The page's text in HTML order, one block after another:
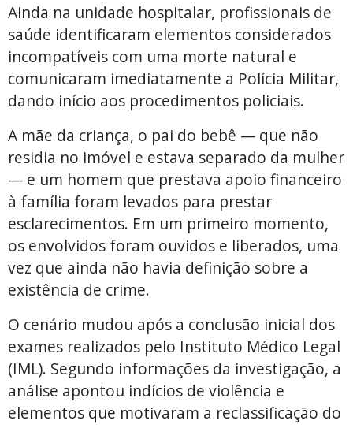
Ainda na unidade hospitalar, profissionais de
saúde identificaram elementos considerados
incompatíveis com uma morte natural e
comunicaram imediatamente a Polícia Militar,
dando início aos procedimentos policiais.
A mãe da criança, o pai do bebê — que não
residia no imóvel e estava separado da mulher
— e um homem que prestava apoio financeiro
à família foram levados para prestar
esclarecimentos. Em um primeiro momento,
os envolvidos foram ouvidos e liberados, uma
vez que ainda não havia definição sobre a
existência de crime.
O cenário mudou após a conclusão inicial dos
exames realizados pelo Instituto Médico Legal
(IML). Segundo informações da investigação, a
análise apontou indícios de violência e
elementos que motivaram a reclassificação do